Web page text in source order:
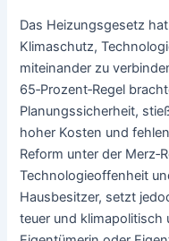
Das Heizungsgesetz
Klimaschutz,
miteinander zu
65‑Prozent‑Regel
Planungssicherheit,
hoher Kosten und
Reform unter der
Technologieoffenheit
Hausbesitzer, setzt
teuer und klimapolitisch